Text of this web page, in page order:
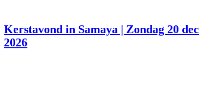
Kerstavond in Samaya | Zondag 20 dec
2026